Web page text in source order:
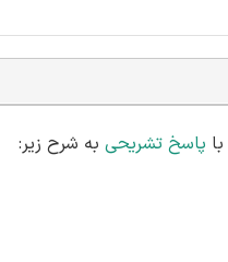
پاسخ تشریحی به شرح زیر: